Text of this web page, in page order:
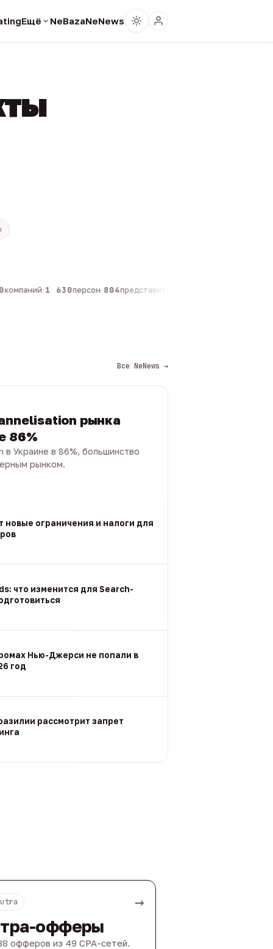
Ещё NeBazaNeNews
·1 630персон·804представителей
Все NeNews →
рынка
86%
в Украине в 86%, большинство
рынком.
новые ограничения и налоги для
что изменится для Search-
Нью-Джерси не попали в
год
рассмотрит запрет
→
офферы
офферов из 49 CPA-сетей.